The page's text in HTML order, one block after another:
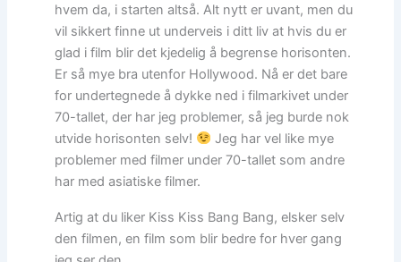
hvem da, i starten altså. Alt nytt er uvant, men du
vil sikkert finne ut underveis i ditt liv at hvis du er
glad i film blir det kjedelig å begrense horisonten.
Er så mye bra utenfor Hollywood. Nå er det bare
for undertegnede å dykke ned i filmarkivet under
70-tallet, der har jeg problemer, så jeg burde nok
utvide horisonten selv!
Jeg har vel like mye
problemer med filmer under 70-tallet som andre
har med asiatiske filmer.
Artig at du liker Kiss Kiss Bang Bang, elsker selv
den filmen, en film som blir bedre for hver gang